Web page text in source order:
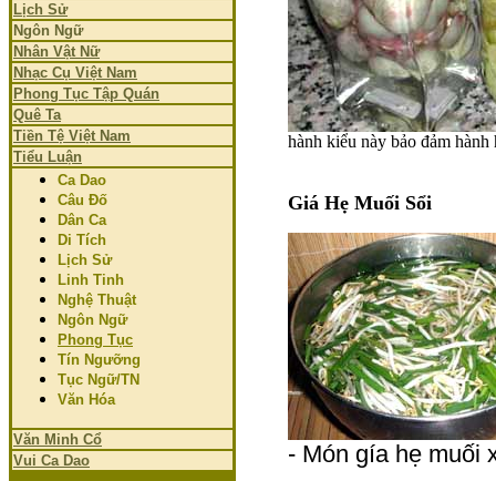
Lịch Sử
Ngôn Ngữ
Nhân Vật Nữ
Nhạc Cụ Việt Nam
Phong Tục Tập Quán
Quê Ta
Tiền Tệ Việt Nam
Tiểu Luận
Ca Dao
Câu Đố
Dân Ca
Di Tích
Lịch Sử
Linh Tinh
Nghệ Thuật
Ngôn Ngữ
Phong Tục
Tín Ngưỡng
Tục Ngữ/TN
Văn Hóa
Văn Minh Cổ
Vui Ca Dao
hành kiểu này bảo đảm
Giá Hẹ Muối Sổi
- Món gía hẹ muối